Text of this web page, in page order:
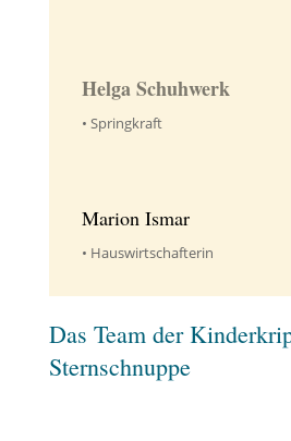
Helga Schuhwerk
• Springkraft
Marion Ismar
• Hauswirtschafterin
Das Team der
Sternschnuppe